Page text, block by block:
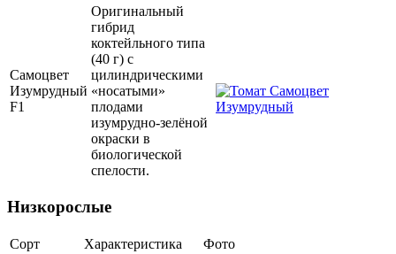
Самоцвет
Изумрудный
F1
Оригинальный
гибрид
коктейльного типа
(40 г) с
цилиндрическими
«носатыми»
плодами
изумрудно-зелёной
окраски в
биологической
спелости.
Низкорослые
Сорт Характеристика Фото